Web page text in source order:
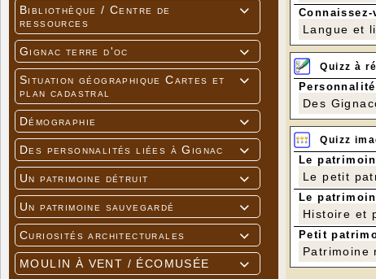

Bibliothèque / Centre de
ressources

Gignac terre d'oc

Situation géographique Cartes et
plan cadastral

Démographie

Des personnalités liées à Gignac

Un patrimoine détruit

Un patrimoine sauvegardé

Curiosités architecturales

MOULIN À VENT / ÉCOMUSÉE
Langue et
Quizz à
Des
Quizz
Le
Le petit
Le
Histoire et
Petit
Patrimoine